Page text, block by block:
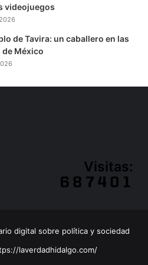
videojuegos
de Tavira: un caballero en las
México
Visitas:
digital sobre política y sociedad
laverdadhidalgo.com/